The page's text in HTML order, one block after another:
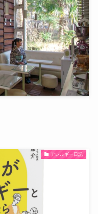
アレルギー日記